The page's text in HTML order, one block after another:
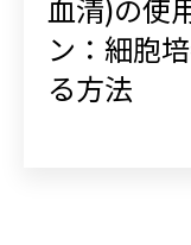
血清)の使
ン：細胞
る方法